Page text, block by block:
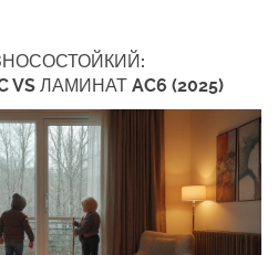
VS ЛАМИНАТ AC6 (2025)